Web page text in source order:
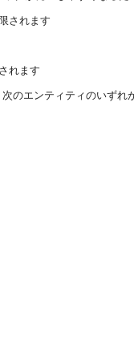
されます
れます
のエンティティのいずれ